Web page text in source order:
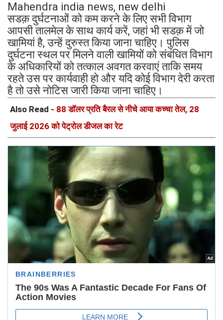
Mahendra india news, new delhi
सडक़ दुर्घटनाओं को कम करने के लिए सभी विभाग
आपसी तालमेल के साथ कार्य करें, जहां भी सडक़ में जो
खामियां है, उन्हें दुरुस्त किया जाना चाहिए। पुलिस
दुर्घटना स्थल पर मिलने वाली खामियों को संबंधित विभाग
के अधिकारियों को तत्काल अवगत करवाएं ताकि समय
रहते उस पर कार्यवाही हो और यदि कोई विभाग देरी करता
है तो उसे नोटिस जारी किया जाना चाहिए।
Also Read - 88 डॉलर प्रति बैरल से नीचे आया कच्चा तेल, 28
जुलाई 2026 को पेट्रोल डीजल का रेट